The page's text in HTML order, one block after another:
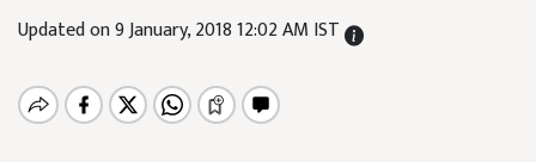
Updated on 9 January, 2018 12:02 AM IST